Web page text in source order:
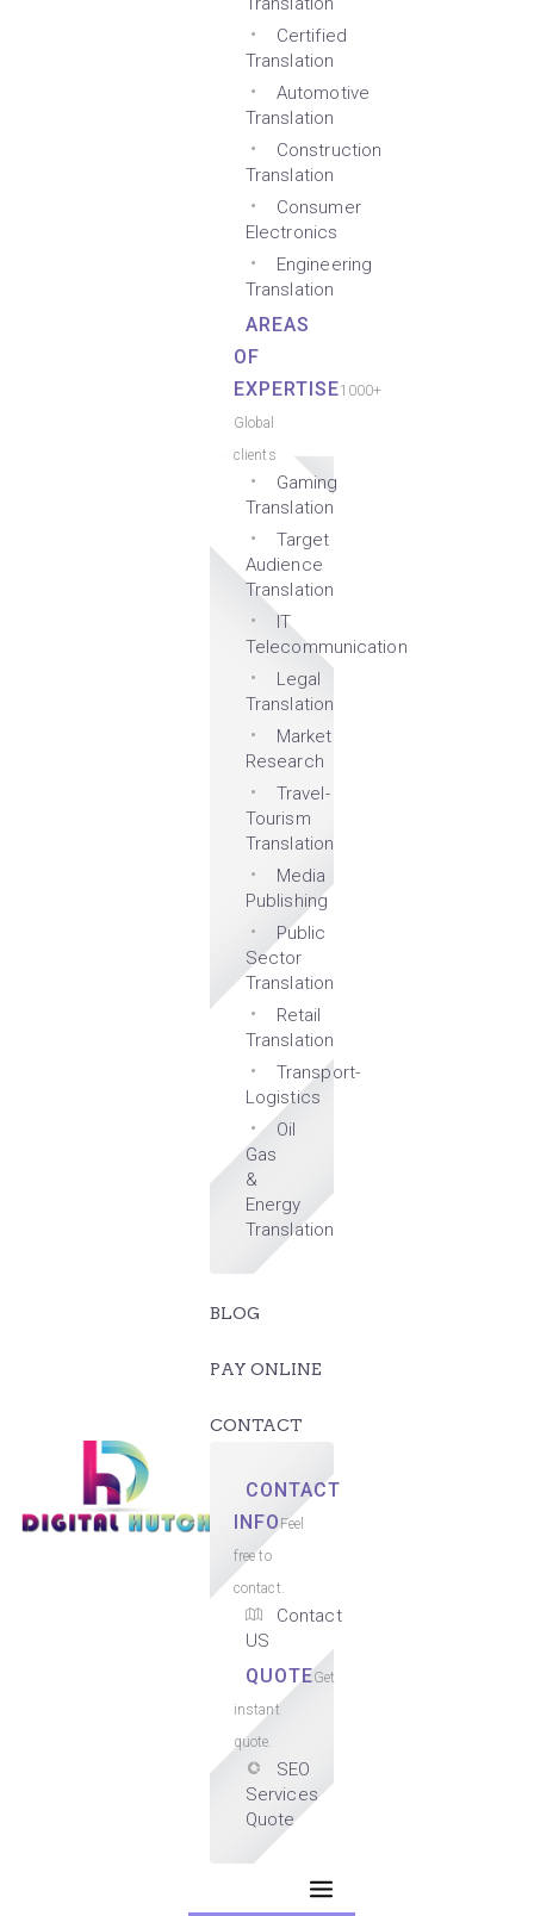
Certified
Translation
Automotive
Translation
Construction
Translation
Consumer
Electronics
Engineering
Translation
AREAS
OF
EXPERTISE1000+
Global
clients
Gaming
Translation
Target
Audience
Translation
IT
Telecommunication
Legal
Translation
Market
Research
Travel-
Tourism
Translation
Media
Publishing
Public
Sector
Translation
Retail
Translation
Transport-
Logistics
Oil
Gas
&
Energy
Translation
BLOG
PAY ONLINE
CONTACT
CONTACT
INFOFeel
free to
contact.
Contact
US
QUOTEGet
instant
quote.
SEO
Services
Quote